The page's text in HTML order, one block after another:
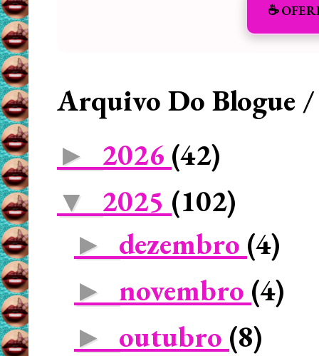
☕️
Arquivo Do Blogue
► 2026 (42)
▼ 2025 (102)
► dezembro (4)
► novembro (4)
► outubro (8)